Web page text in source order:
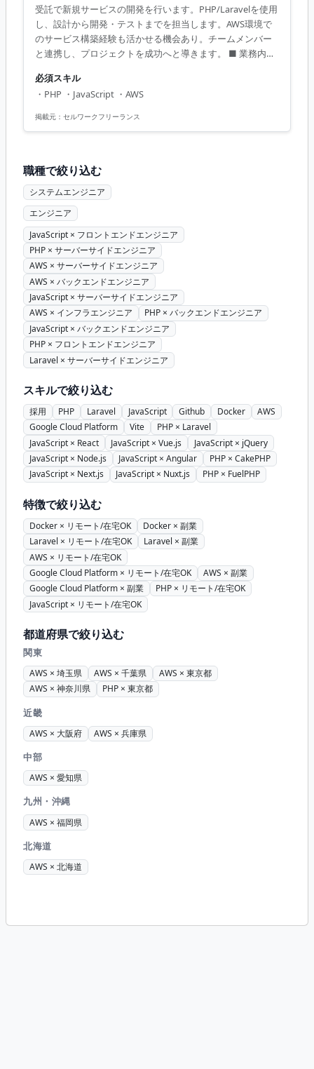
受託で新規サービスの開発を行います。PHP/Laravelを使用
し、設計から開発・テストまでを担当します。AWS環境で
のサービス構築経験も活かせる機会あり。チームメンバー
と連携し、プロジェクトを成功へと導きます。 ■ 業務内容
インフラ構築といった技術業務全般 - プロジェクトの進行管
理とステークホルダーとの調整 【アピールポイント】 - ス
キル次第でリモート勤務が可能 - チームでの開発により、ス
必須スキル
・PHP ・JavaScript ・AWS
掲載元： セルワークフリーランス
職種で絞り込む
システムエンジニア
エンジニア
JavaScript × フロントエンドエンジニア
PHP × サーバーサイドエンジニア
AWS × サーバーサイドエンジニア
AWS × バックエンドエンジニア
JavaScript × サーバーサイドエンジニア
AWS × インフラエンジニア
PHP × バックエンドエンジニア
JavaScript × バックエンドエンジニア
PHP × フロントエンドエンジニア
Laravel × サーバーサイドエンジニア
スキルで絞り込む
採用 PHP Laravel JavaScript Github Docker
AWS
Google Cloud Platform
Vite
PHP × Laravel
JavaScript × React
JavaScript × Vue.js
JavaScript × jQuery
JavaScript × Node.js
JavaScript × Angular
PHP × CakePHP
JavaScript × Next.js
JavaScript × Nuxt.js PHP × FuelPHP
特徴で絞り込む
Docker × リモート/在宅OK
Docker × 副業
Laravel × リモート/在宅OK
Laravel × 副業
AWS × リモート/在宅OK
Google Cloud Platform × リモート/在宅OK
AWS × 副業
Google Cloud Platform × 副業
PHP × リモート/在宅OK
JavaScript × リモート/在宅OK
都道府県で絞り込む
関東
AWS × 埼玉県 AWS × 千葉県
AWS × 東京都
AWS × 神奈川県
PHP × 東京都
近畿
AWS × 大阪府 AWS × 兵庫県
中部
AWS × 愛知県
九州・沖縄
AWS × 福岡県
北海道
AWS × 北海道